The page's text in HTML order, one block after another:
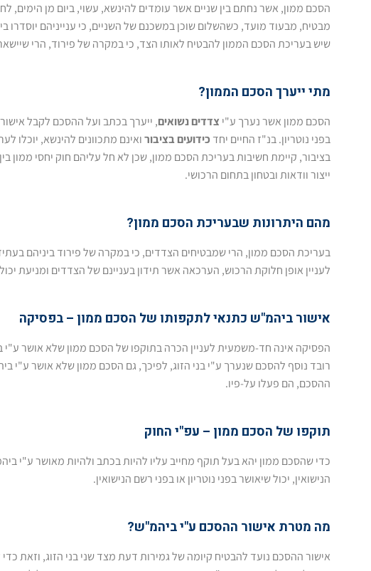
הסכם ממון, אשר נחתם בין שניים אשר עומדים להינשא, עשוי, ביום מן הימים,
מבטיח, מבעוד מועד, כשהשלום שוכן במשכנם של השניים, כי ענייניהם
שיש בעריכת הסכם הממון להבטיח לאותו הצד, כי במקרה של פירוד, הרי
מתי ייערך הסכם הממון?
הסכם ממון אשר נערך ע"י צדדים נשואים, ייערך בכתב ועל ההסכם לקבל
בפני נוטריון. בנ"ז החיים יחד כידועים בציבורואינם מתכוונים להינשא, יוכלו
בציבור, קיימת חשיבות בעריכת הסכם ממון, שכן לא חל עליהם חוק יחסי ממון
ייצור וודאות ובטחון בתחום הרכושי.
מהם היתרונות שבעריכת הסכם ממון?
בעריכת הסכם ממון, הרי שמבטיחים הצדדים, כי במקרה של פירוד ביניהם
לעניין אופן חלוקת הרכוש, הערכאה אשר תידון בעניינם של הצדדים ומניעת
אישור ביהמ"ש כתנאי לתקפותו של הסכם ממון – בפסיקה
הפסיקה אינה חד-משמעית לעניין הכרה בתוקפו של הסכם ממון שלא אושר ע"י
רובד נוסף להסכם שנערך ע"י בני הזוג, לפיכך, גם הסכם ממון שלא אושר
ההסכם, הם פעלו על-פיו.
תוקפו של הסכם ממון – עפ"י החוק
כדי שהסכם ממון יהא בעל תוקף מחייב עליו להיות בכתב ולהיות מאושר ע"י
הנישואין, יכול שיאושר בפני נוטריון או בפני רשם הנישואין.
מה מטרת אישור ההסכם ע"י ביהמ"ש?
אישור ההסכם נועד להבטיח קיומה של גמירות דעת מצד שני בני הזוג, וזאת